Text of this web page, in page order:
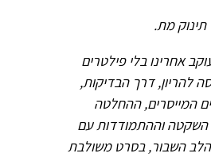
אחרינו בלי פילטרים
להריון, דרך הבדיקות,
המייסרים, ההחלטה
השקטה וההתמודדות עם
והלב השבור, בסרט משולבת